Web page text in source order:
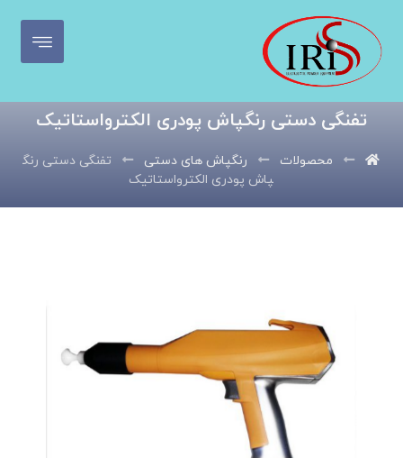
تفنگی دستی رنگپاش پودری الکترواستاتیک
محصولات رنگپاش های دستی
تفنگی دستی رنگ
پاش پودری الکترواستاتیک